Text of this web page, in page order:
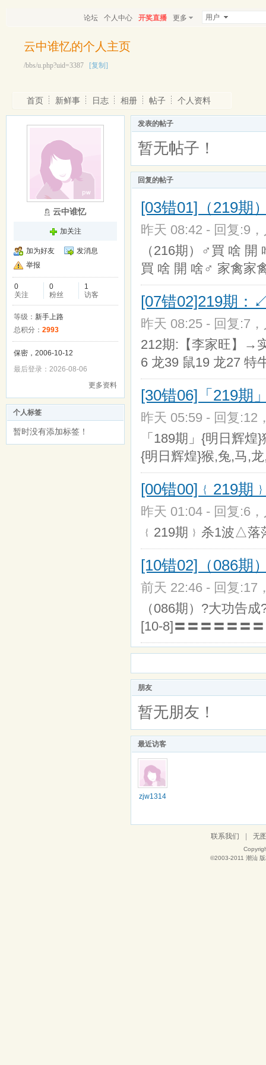
论坛 个人中心 开奖直播 更多 用户
云中谁忆的个人主页
/bbs/u.php?uid=3387 [复制]
首页 新鲜事 日志 相册 帖子 个人资料
云中谁忆
加关注
加为好友
发消息
举报
0
关注
0
粉丝
1
访客
等级： 新手上路
总积分： 2993
保密，2006-10-12
最后登录：2026-08-06
更多资料
个人标签
暂时没有添加标签！
发表的帖子
暂无帖子！
回复的帖子
[03错01]（219
昨天 08:42 - 回复:9
（216期）♂買 啥
買 啥 開 啥♂ 家禽家
[07错02]219期
昨天 08:25 - 回复:7
212期:【李家旺】→
6 龙39 鼠19 龙27 特
[30错06]「219
昨天 05:59 - 回复:12
「189期」{明日辉
{明日辉煌}猴,兔,马,
[00错00]﹛219期
昨天 01:04 - 回复:6
﹛219期﹜杀1波△
[10错02]（086期
前天 22:46 - 回复:17
（086期）?大功告
[10-8]〓〓〓〓〓〓
朋友
暂无朋友！
最近访客
zjw1314
联系我们 无
©2003-2011 潮汕